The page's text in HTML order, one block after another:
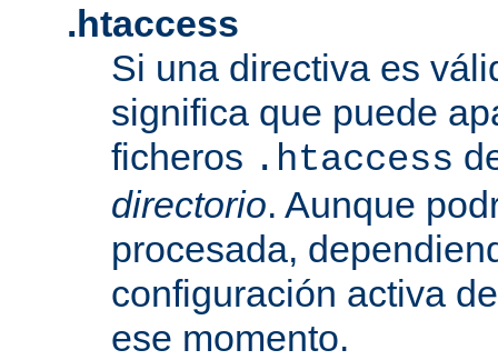
.htaccess
Si una directiva es
significa que puede
ficheros .htaccess
directorio. Aunque
procesada,
configuración activa
ese momento.